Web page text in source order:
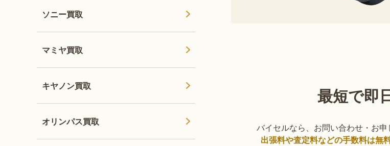
最短で即
バイセルなら、お問い合わせ・お
出張料や査定料などの手数料は無
ソニー買取
マミヤ買取
キヤノン買取
オリンパス買取